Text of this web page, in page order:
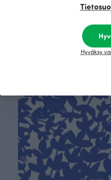
SORJA leggins, varjo
Hyväksy